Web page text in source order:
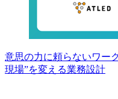
意思の力に頼らないワー
現場”を変える業務設計